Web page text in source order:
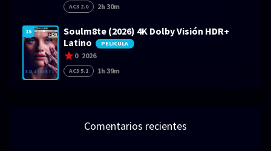
AC3 2.0
2h 30m
15
Soulm8te (2026) 4K Dolby Visión HDR+
Latino
PELICULA
0 2026
AC3 5.1 1h 39m
Comentarios recientes